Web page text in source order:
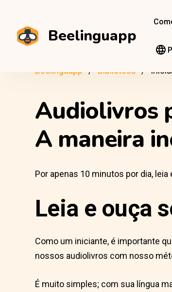
Beelinguapp
Beelinguapp Biblioteca
Audiolivros
A maneira
Por apenas 10 minutos por dia,
Leia e ouça
Como um iniciante, é importante
nossos audiolivros com nosso
É muito simples; com sua língua